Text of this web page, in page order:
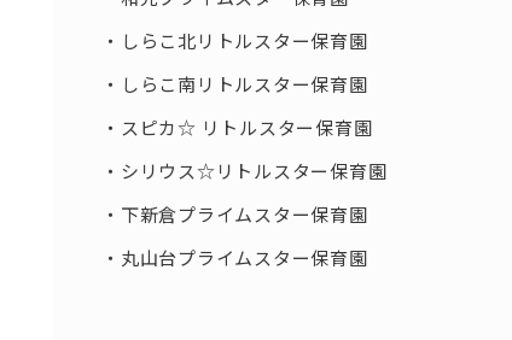
しらこ北リトルスター保育園
しらこ南リトルスター保育園
スピカ☆ リトルスター保育園
シリウス☆リトルスター保育園
下新倉プライムスター保育園
丸山台プライムスター保育園